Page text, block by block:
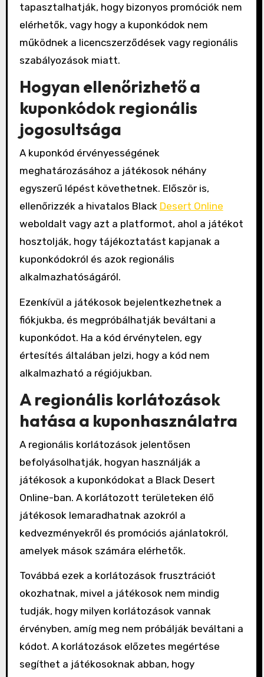
tapasztalhatják, hogy bizonyos promóciók nem
elérhetők, vagy hogy a kuponkódok nem
működnek a licencszerződések vagy regionális
szabályozások miatt.
Hogyan ellenőrizhető a
kuponkódok regionális
jogosultsága
A kuponkód érvényességének
meghatározásához a játékosok néhány
egyszerű lépést követhetnek. Először is,
ellenőrizzék a hivatalos Black Desert Online
weboldalt vagy azt a platformot, ahol a játékot
hosztolják, hogy tájékoztatást kapjanak a
kuponkódokról és azok regionális
alkalmazhatóságáról.
Ezenkívül a játékosok bejelentkezhetnek a
fiókjukba, és megpróbálhatják beváltani a
kuponkódot. Ha a kód érvénytelen, egy
értesítés általában jelzi, hogy a kód nem
alkalmazható a régiójukban.
A regionális korlátozások
hatása a kuponhasználatra
A regionális korlátozások jelentősen
befolyásolhatják, hogyan használják a
játékosok a kuponkódokat a Black Desert
Online-ban. A korlátozott területeken élő
játékosok lemaradhatnak azokról a
kedvezményekről és promóciós ajánlatokról,
amelyek mások számára elérhetők.
Továbbá ezek a korlátozások frusztrációt
okozhatnak, mivel a játékosok nem mindig
tudják, hogy milyen korlátozások vannak
érvényben, amíg meg nem próbálják beváltani a
kódot. A korlátozások előzetes megértése
segíthet a játékosoknak abban, hogy